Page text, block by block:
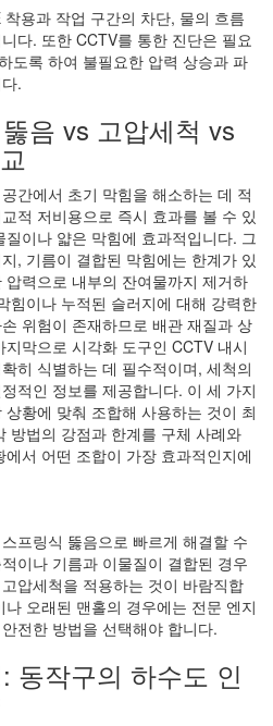
용과 작업 구간의 차단, 물의 흐름
다. 또한 CCTV를 통한 진단은 필요
도록 하여 불필요한 압력 상승과 파
.
음 vs 고압세척 vs
간에서 초기 막힘을 해소하는 데 적
적 저비용으로 즉시 효과를 볼 수 있
이나 얇은 막힘에 효과적입니다. 그
, 기름이 결합된 막힘에는 한계가 있
력으로 내부의 잔여물까지 제거하
힘이나 누적된 슬러지에 대해 강력한
위험이 존재하므로 배관 재질과 상
막으로 시각화 도구인 CCTV 내시
히 식별하는 데 필수적이며, 세척의
적인 정보를 제공합니다. 이 세 가지
황에 맞춰 조합해 사용하는 것이 최
방법의 강점과 한계를 구체 사례와
서 어떤 조합이 가장 효과적인지에
프링식 뚫음으로 빠르게 해결할 수
이나 기름과 이물질이 결합된 경우
압세척을 적용하는 것이 바람직합
오래된 맨홀의 경우에는 전문 엔지
전한 방법을 선택해야 합니다.
동작구의 하수도 인